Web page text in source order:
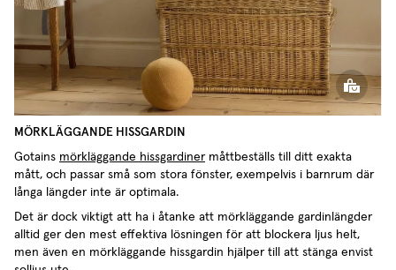
MÖRKLÄGGANDE HISSGARDIN
Gotains mörkläggande hissgardinermåttbeställs till ditt exakta
mått, och passar små som stora fönster, exempelvis i barnrum där
långa längder inte är optimala.
Det är dock viktigt att ha i åtanke att mörkläggande gardinlängder
alltid ger den mest effektiva lösningen för att blockera ljus helt,
men även en mörkläggande hissgardin hjälper till att stänga envist